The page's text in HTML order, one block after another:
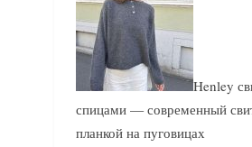
Henley
спицами — современный
планкой на пуговицах